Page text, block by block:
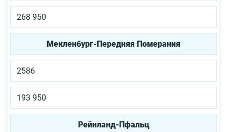
268 950
Мекленбург-Передняя Померания
2586
193 950
Рейнланд-Пфальц